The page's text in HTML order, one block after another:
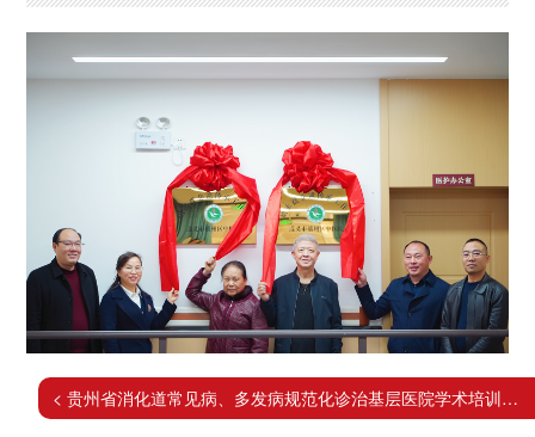
< 贵州省消化道常见病、多发病规范化诊治基层医院学术培训消化道出血专场学术会议